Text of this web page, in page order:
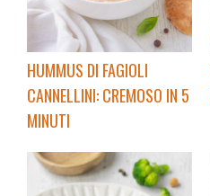
HUMMUS DI FAGIOLI
CANNELLINI: CREMOSO IN 5
MINUTI